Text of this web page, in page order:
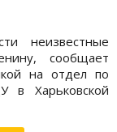
неизвестные
сообщает
на отдел по
в Харьковской